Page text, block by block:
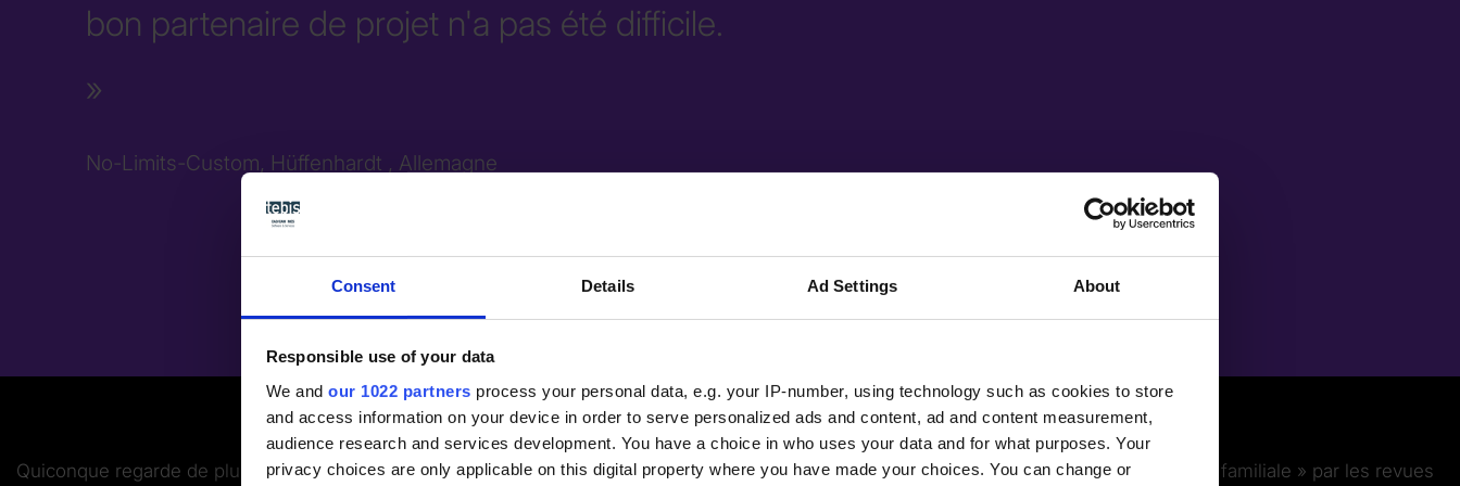
Consent Details Ad Settings About
Responsible use of your data
We and our 1022 partners process your personal data, e.g. your IP-number, using technology such as cookies to store
and access information on your device in order to serve personalized ads and content, ad and content measurement,
audience research and services development. You have a choice in who uses your data and for what purposes. Your
privacy choices are only applicable on this digital property where you have made your choices. You can change or
bon partenaire de projet n'a pas été difficile.
No-Limits-Custom, Hüffenhardt , Allemagne
Quiconque regarde de plus près le succès de No-Limit-Custom remarquera très
Cependant, l'apparence de la voiture, décrite comme « familiale » par les revues